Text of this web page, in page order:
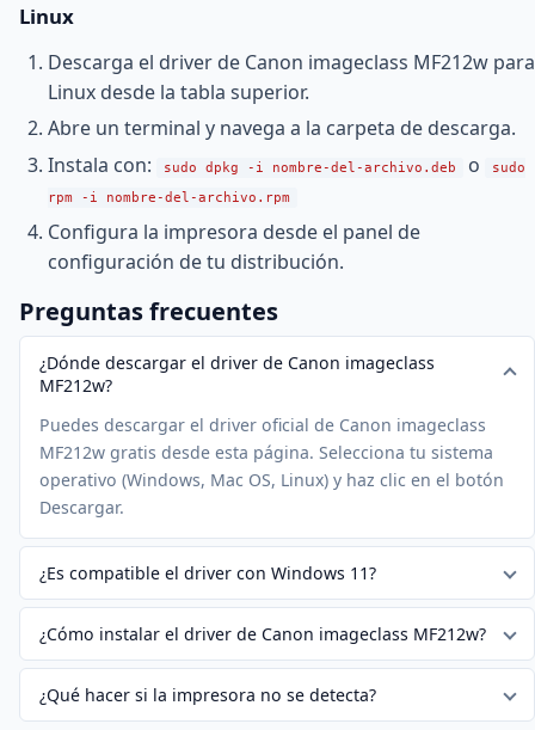
Linux
Descarga el driver de Canon imageclass MF212w para
Linux desde la tabla superior.
Abre un terminal y navega a la carpeta de descarga.
Instala con:
sudo dpkg -i nombre-del-archivo.deb o
sudo
rpm -i nombre-del-archivo.rpm
Configura la impresora desde el panel de
configuración de tu distribución.
Preguntas frecuentes
¿Dónde descargar el driver de Canon imageclass
MF212w?
Puedes descargar el driver oficial de Canon imageclass
MF212w gratis desde esta página. Selecciona tu sistema
operativo (Windows, Mac OS, Linux) y haz clic en el botón
Descargar.
¿Es compatible el driver con Windows 11?
¿Cómo instalar el driver de Canon imageclass MF212w?
¿Qué hacer si la impresora no se detecta?